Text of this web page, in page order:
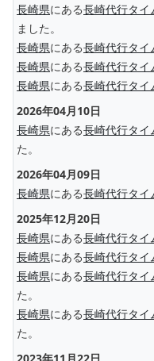
長崎県にある長崎代行タイ
ました。
長崎県にある長崎代行タイ
長崎県にある長崎代行タイ
長崎県にある長崎代行タイ
2026年04月10日
長崎県にある長崎代行タイ
た。
2026年04月09日
長崎県にある長崎代行タイ
2025年12月20日
長崎県にある長崎代行タイ
長崎県にある長崎代行タイ
長崎県にある長崎代行タイ
た。
長崎県にある長崎代行タイ
た。